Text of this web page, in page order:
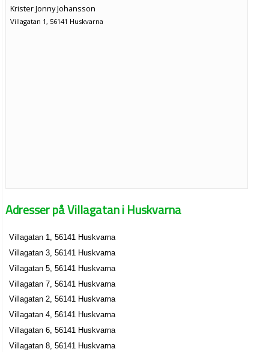
Krister Jonny Johansson
Villagatan 1, 56141 Huskvarna
Adresser på Villagatan i Huskvarna
Villagatan 1, 56141 Huskvarna
Villagatan 3, 56141 Huskvarna
Villagatan 5, 56141 Huskvarna
Villagatan 7, 56141 Huskvarna
Villagatan 2, 56141 Huskvarna
Villagatan 4, 56141 Huskvarna
Villagatan 6, 56141 Huskvarna
Villagatan 8, 56141 Huskvarna